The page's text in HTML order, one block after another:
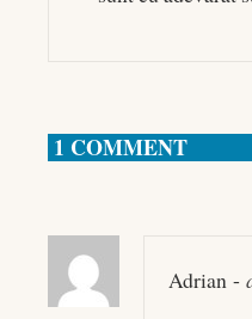
1 COMMENT
Adrian -